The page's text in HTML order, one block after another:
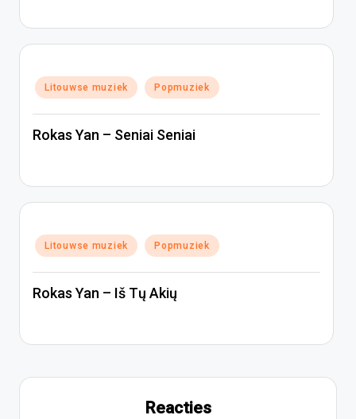
Geplaatst
in
Litouwse muziek Popmuziek
Rokas Yan – Seniai Seniai
Geplaatst
in
Litouwse muziek Popmuziek
Rokas Yan – Iš Tų Akių
Reacties